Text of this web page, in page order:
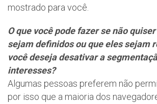
mostrado para você.
O que você pode fazer se não
sejam definidos ou que eles sejam
você deseja desativar a
interesses?
Algumas pessoas preferem não
por isso que a maioria dos